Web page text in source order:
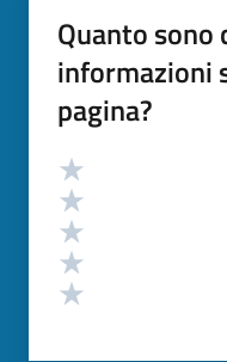
Quanto sono
informazioni
pagina?
Valutazione